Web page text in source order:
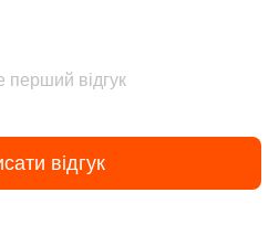
перший відгук
відгук